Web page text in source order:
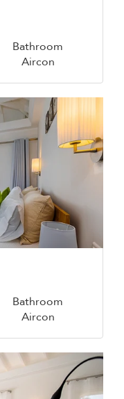
Bathroom
Aircon
Bathroom
Aircon